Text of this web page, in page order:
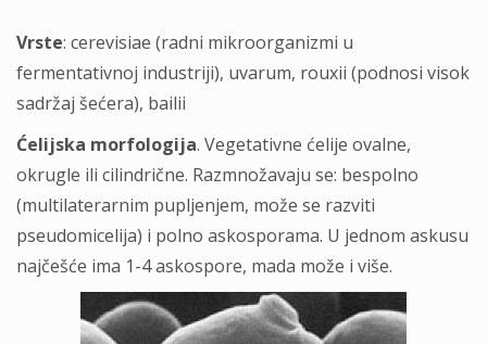
Vrste: cerevisiae (radni mikroorganizmi u
fermentativnoj industriji), uvarum, rouxii (podnosi visok
sadržaj šećera), bailii
Ćelijska morfologija. Vegetativne ćelije ovalne,
okrugle ili cilindrične. Razmnožavaju se: bespolno
(multilaterarnim pupljenjem, može se razviti
pseudomicelija) i polno askosporama. U jednom askusu
najčešće ima 1-4 askospore, mada može i više.